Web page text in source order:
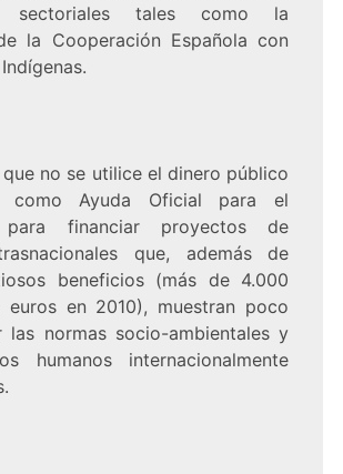
sectoriales tales como la
la Cooperación Española con
no se utilice el dinero público
como Ayuda Oficial para el
para financiar proyectos de
que, además de
beneficios (más de 4.000
euros en 2010), muestran poco
las normas socio-ambientales y
humanos internacionalmente